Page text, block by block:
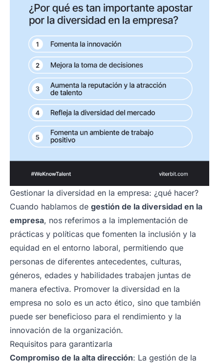
Gestionar la diversidad en la empresa: ¿qué hacer?
Cuando hablamos de gestión de la diversidad en la
empresa, nos referimos a la implementación de
prácticas y políticas que fomenten la inclusión y la
equidad en el entorno laboral, permitiendo que
personas de diferentes antecedentes, culturas,
géneros, edades y habilidades trabajen juntas de
manera efectiva. Promover la diversidad en la
empresa no solo es un acto ético, sino que también
puede ser beneficioso para el rendimiento y la
innovación de la organización.
Requisitos para garantizarla
Compromiso de la alta dirección: La gestión de la